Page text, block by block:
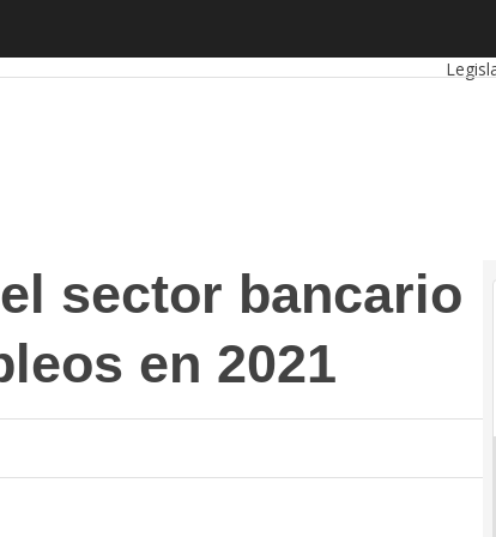
sector bancario
en 2021